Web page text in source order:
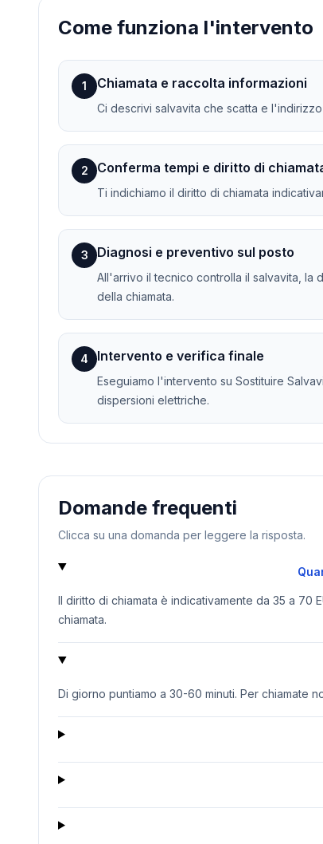
Come funziona l'intervento
1 Chiamata e raccolta informazioni
Ci descrivi salvavita che scatta e
2 Conferma tempi e diritto di
Ti indichiamo il diritto di chiamata
3 Diagnosi e preventivo sul posto
All'arrivo il tecnico controlla il salvavita, la
della chiamata.
4 Intervento e verifica finale
Eseguiamo l'intervento su Sostituire
dispersioni elettriche.
Domande frequenti
Clicca su una domanda per leggere la risposta.
Il diritto di chiamata è indicativamente da 35 a 70
chiamata.
Di giorno puntiamo a 30-60 minuti. Per chiamate